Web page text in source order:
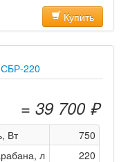
Купить
СБР-220
= 39 700 ₽
Вт
750
л
220